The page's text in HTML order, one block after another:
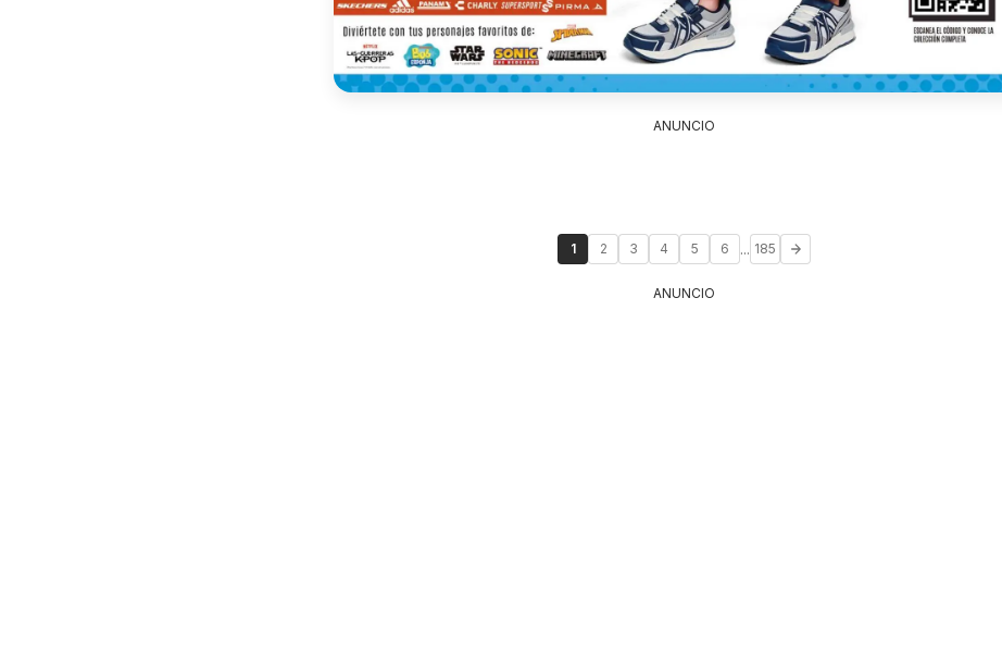
ANUNCIO
1 2 3 4 5 6 ... 185
ANUNCIO